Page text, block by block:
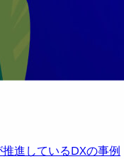
進しているDXの事例